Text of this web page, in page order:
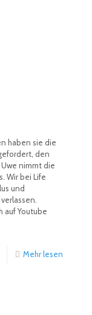
haben sie die
den
nimmt die
Wir bei Life
und
auf Youtube
Mehr lesen